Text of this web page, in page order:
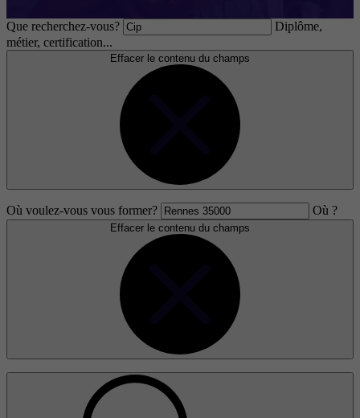
Que recherchez-vous?
Diplôme,
métier, certification...
Effacer le contenu du champs
Où voulez-vous vous former? Où ?
Effacer le contenu du champs